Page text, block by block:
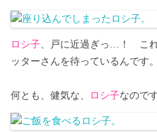
ロシ子、戸に近過ぎっ…！ これ
ッターさんを待っているんです。
何とも、健気な、 ロシ子なので